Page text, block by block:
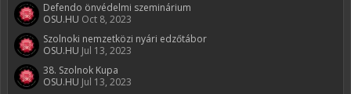
Defendo önvédelmi szeminárium
OSU.HU Oct 8, 2023
Szolnoki nemzetközi nyári edzőtábor
OSU.HU Jul 13, 2023
38. Szolnok Kupa
OSU.HU Jul 13, 2023